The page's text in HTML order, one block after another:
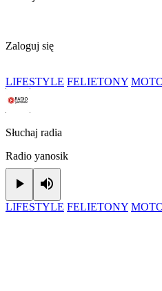
Zaloguj się
LIFESTYLE FELIETONY
Słuchaj radia
Radio yanosik
Play
LIFESTYLE FELIETONY